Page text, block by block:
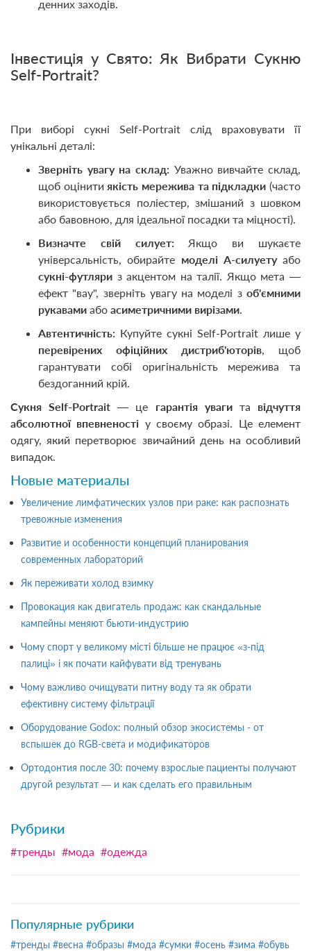
денних заходів.
Інвестиція у Свято: Як Вибрати Сукню
Self-Portrait?
При виборі сукні Self-Portrait слід враховувати її
унікальні деталі:
Зверніть увагу на склад: Уважно вивчайте склад,
щоб оцінити якість мережива та підкладки (часто
використовується поліестер, змішаний з шовком
або бавовною, для ідеальної посадки та міцності).
Визначте свій силует: Якщо ви шукаєте
універсальність, обирайте моделі А-силуетуабо
сукні-футляри з акцентом на талії. Якщо мета —
ефект "вау", зверніть увагу на моделі з об'ємними
рукавами або асиметричними вирізами
Автентичність: Купуйте сукні Self-Portrait лише у
перевірених офіційних дистриб'юторів , щоб
гарантувати собі оригінальність мережива та
бездоганний крій.
Сукня Self-Portrait — це гарантія увагита відчуття
абсолютної впевненості у своєму образі. Це елемент
одягу, який перетворює звичайний день на особливий
випадок.
Новые материалы
Увеличение лимфатических узлов при раке: как распознать
тревожные изменения
Развитие и особенности концепций планирования
современных лабораторий
Як переживати холод взимку
Провокация как двигатель продаж: как скандальные
кампейны меняют бьюти-индустрию
Чому спорт у великому місті більше не працює «з-під
палиці» і як почати кайфувати від тренувань
Чому важливо очищувати питну воду та як обрати
ефективну систему фільтрації
Оборудование Godox: полный обзор экосистемы - от
вспышек до RGB-света и модификаторов
Ортодонтия после 30: почему взрослые пациенты получают
другой результат — и как сделать его правильным
Рубрики
#тренды #мода #одежда
Популярные рубрики
#тренды #весна #образы #мода #сумки #осень #зима #обувь